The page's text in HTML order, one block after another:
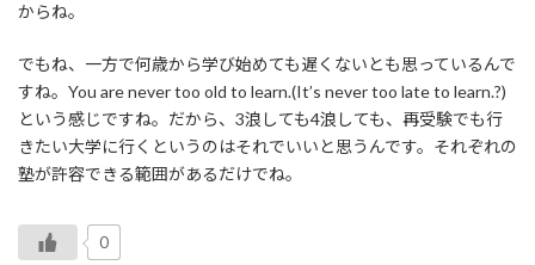
からね。
でもね、一方で何歳から学び始めても遅くないとも思っているんで
すね。You are never too old to learn.(It’s never too late to learn.?)
という感じですね。だから、3浪しても4浪しても、再受験でも行
きたい大学に行くというのはそれでいいと思うんです。それぞれの
塾が許容できる範囲があるだけでね。
0